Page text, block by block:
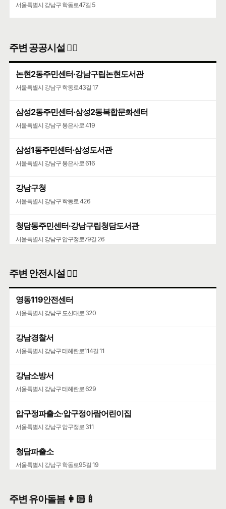
서울특별시 강남구 학동로47길 5
주변 공공시설 👨‍✈️
논현2동주민센터·강남구립논현도서관
서울특별시 강남구 학동로43길 17
삼성2동주민센터·삼성2동복합문화센터
서울특별시 강남구 봉은사로 419
삼성1동주민센터·삼성도서관
서울특별시 강남구 봉은사로 616
강남구청
서울특별시 강남구 학동로 426
청담동주민센터·강남구립청담도서관
서울특별시 강남구 압구정로79길 26
주변 안전시설 👮‍♀️
영동119안전센터
서울특별시 강남구 도산대로 320
강남경찰서
서울특별시 강남구 테헤란로114길 11
강남소방서
서울특별시 강남구 테헤란로 629
압구정파출소·압구정아람어린이집
서울특별시 강남구 압구정로 311
청담파출소
서울특별시 강남구 학동로95길 19
서울특별시 강남구 삼성로 761
주변 유아돌봄 👩🏻‍🍼